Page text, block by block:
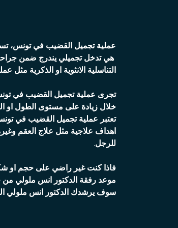
عملية تجميل القضيب في تونس،
هي تدخل تجميلي يندرج ضمن
التناسلية الانثوية او الذكرية مثل
تجرى عملية تجميل القضيب في
خلال زيادة على مستوى الطول او
تعتبر عملية تجميل القضيب في
اهداف علاجية مثل علاج العقم
للرجل.
فاذا كنت غير راضي على حجم او
موعد رفقة الدكتور انس ملولي
سوف يرشدك الدكتور انس ملولي الي